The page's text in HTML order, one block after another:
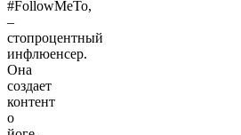
#FollowMeTo,
–
стопроцентный
инфлюенсер.
Она
создает
контент
о